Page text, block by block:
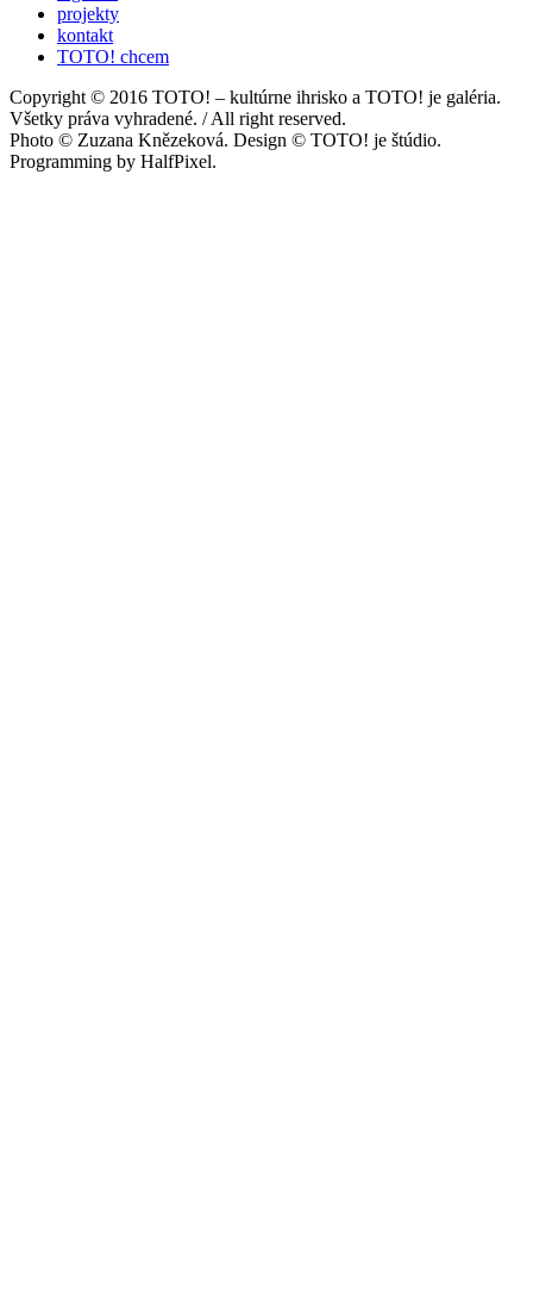
projekty
kontakt
TOTO! chcem
Copyright © 2016 TOTO! – kultúrne ihrisko a TOTO! je galéria.
Všetky práva vyhradené. / All right reserved.
Photo © Zuzana Knězeková. Design © TOTO! je štúdio.
Programming by HalfPixel.